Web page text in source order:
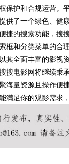
保护和合规运营。
供了一个绿色、健
捷的搜索功能，搜
框和分类菜单的合
其全面丰富的影视
搜电影网将继续秉
海量资源且操作便
满足你的观影需求